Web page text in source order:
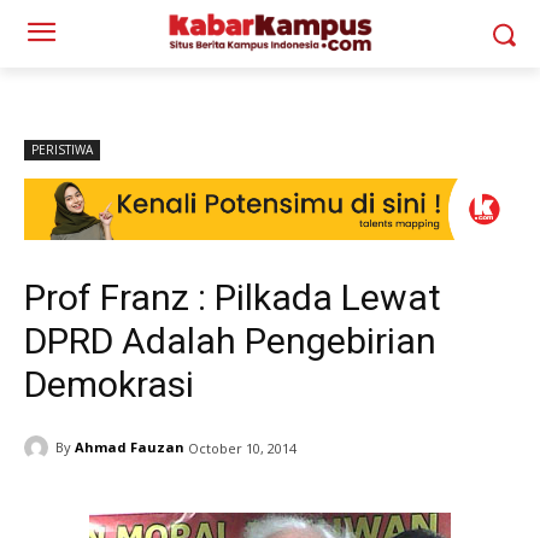
PERISTIWA
Prof Franz : Pilkada Lewat
DPRD Adalah Pengebirian
Demokrasi
By Ahmad Fauzan October 10, 2014